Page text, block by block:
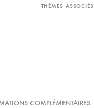
THÈMES ASSOCIÉS
COMPLÉMENTAIRES